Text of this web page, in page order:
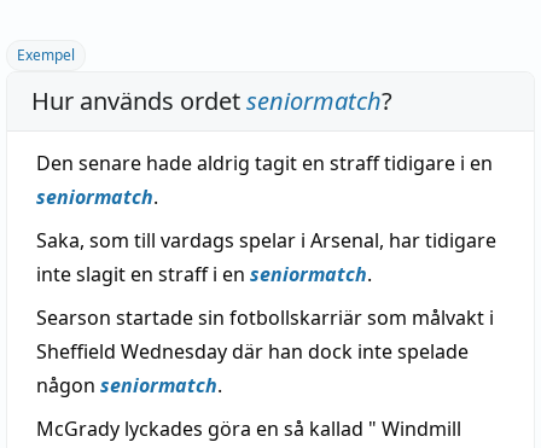
Exempel
Hur används ordetseniormatch?
Den senare hade aldrig tagit en straff tidigare i en
seniormatch.
Saka, som till vardags spelar i Arsenal, har tidigare
inte slagit en straff i en seniormatch.
Searson startade sin fotbollskarriär som målvakt i
Sheffield Wednesday där han dock inte spelade
någon seniormatch.
McGrady lyckades göra en så kallad " Windmill